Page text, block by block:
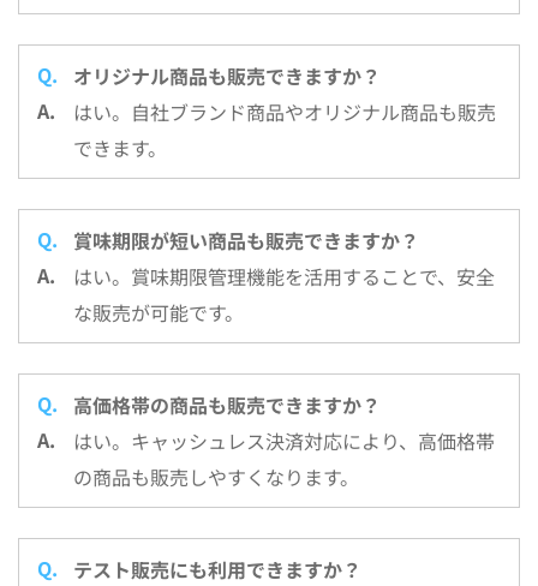
オリジナル商品も販売できますか？
はい。自社ブランド商品やオリジナル商品も販売
できます。
賞味期限が短い商品も販売できますか？
はい。賞味期限管理機能を活用することで、安全
な販売が可能です。
高価格帯の商品も販売できますか？
はい。キャッシュレス決済対応により、高価格帯
の商品も販売しやすくなります。
テスト販売にも利用できますか？